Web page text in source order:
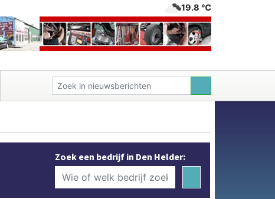
19.8 ℃
Zoek een bedrijf in Den Helder: